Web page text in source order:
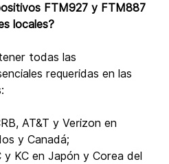
FTM927 y FTM887
locales?
todas las
requeridas en las
AT&T y Verizon en
y Canadá;
y KC en Japón y Corea del